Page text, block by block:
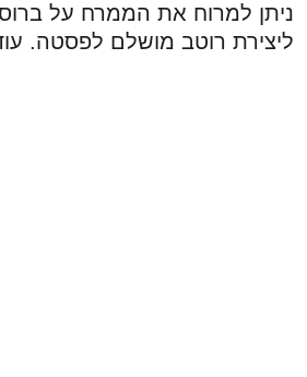
ניתן למרוח את הממרח על
ליצירת רוטב מושלם לפסטה.